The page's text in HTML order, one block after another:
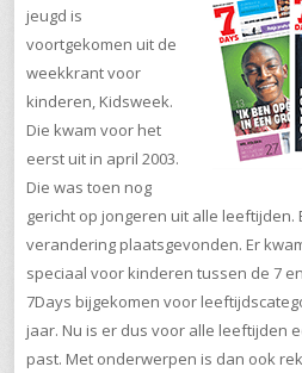
jeugd is
voortgekomen uit de
weekkrant voor
kinderen, Kidsweek.
Die kwam voor het
eerst uit in april 2003.
Die was toen nog
gericht op jongeren uit alle leeftijden.
verandering plaatsgevonden. Er
speciaal voor kinderen tussen de 7
7Days bijgekomen voor
jaar. Nu is er dus voor alle leeftijden
past. Met onderwerpen is dan ook